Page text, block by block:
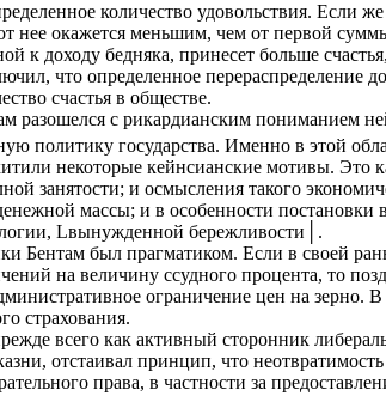
количество удовольствия. Если
нее окажется меньшим, чем от первой
к доходу бедняка, принесет больше
что определенное перераспределение
счастья в обществе.
с рикардианским пониманием
политику государства. Именно в этой
некоторые кейнсианские мотивы. Это
занятости; и осмысления такого
массы; и в особенности постановки
Lвынужденной бережливости│.
Бентам был прагматиком. Если в своей
на величину ссудного процента, то
ограничение цен на зерно.
страхования.
всего как активный сторонник
отстаивал принцип, что
права, в частности за